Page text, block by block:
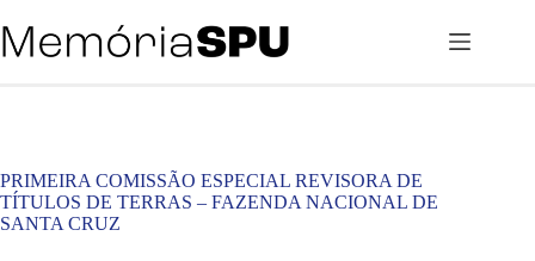
para
o
PRIMEIRA COMISSÃO ESPECIAL REVISORA DE
TÍTULOS DE TERRAS – FAZENDA NACIONAL DE
SANTA CRUZ